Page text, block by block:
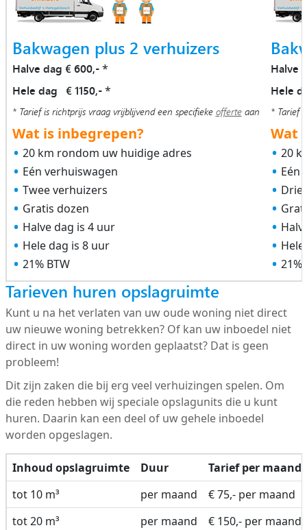
Bakwagen plus 2 verhuizers
Halve dag € 600,-*
Hele dag € 1150,-*
* Tarief is richtprijs vraag vrijblijvend een specifieke offerteaan
Wat is inbegrepen?
20 km rondom uw huidige adres
Eén verhuiswagen
Twee verhuizers
Gratis dozen
Halve dag is 4 uur
Hele dag is 8 uur
21% BTW
Halve
Hele
* Tarief
Wat
20
Eén
Drie
21%
Tarieven huren opslagruimte
Kunt u na het verlaten van uw oude woning niet direct
uw nieuwe woning betrekken? Of kan uw inboedel niet
direct in uw woning worden geplaatst? Dat is geen
probleem!
Dit zijn zaken die bij erg veel verhuizingen spelen. Om
die reden hebben wij speciale opslagunits die u kunt
huren. Daarin kan een deel of uw gehele inboedel
worden opgeslagen.
Inhoud opslagruimte Duur
Tarief per maand
tot 10 m³
per maand
€ 75,- per maand
tot 20 m³
per maand
€ 150,- per maand